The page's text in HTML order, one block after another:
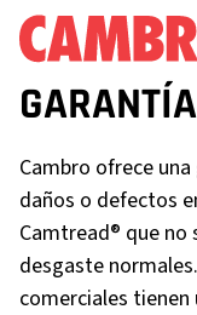
GARANTÍA
Cambro ofrece una
daños o defectos
Camtread® que no
desgaste
comerciales tienen